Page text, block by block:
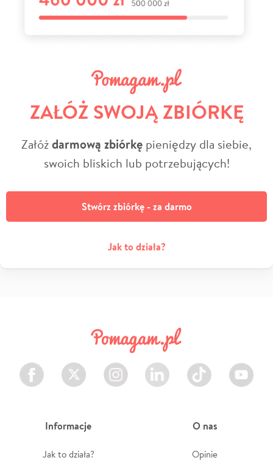
ZAŁÓŻ SWOJĄ ZBIÓRKĘ
Załóżdarmową zbiórkę pieniędzy dla siebie,
swoich bliskich lub potrzebujących!
Stwórz zbiórkę - za darmo
Jak to działa?
Facebook Twitter Instagram LinkedIn TikTok Youtube
Informacje
Jak to działa?
O nas
Opinie